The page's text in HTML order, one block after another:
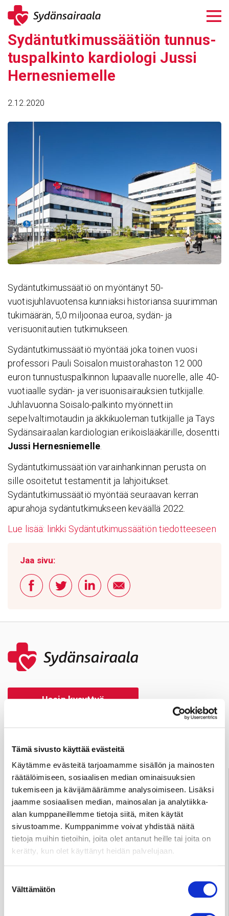
Tämä sivusto käyttää evästeitä
Käytämme evästeitä tarjoamamme sisällön ja mainosten
räätälöimiseen, sosiaalisen median ominaisuuksien
tukemiseen ja kävijämäärämme analysoimiseen. Lisäksi
jaamme sosiaalisen median, mainosalan ja analytiikka-
alan kumppaneillemme tietoja siitä, miten käytät
sivustoamme. Kumppanimme voivat yhdistää näitä
tietoja muihin tietoihin, joita olet antanut heille tai joita on
kerätty, kun olet käyttänyt heidän palvelujaan.
valinta
Välttämätön
Siirry
sisältöön
Sydän­tut­ki­mus­sää­tiön tunnus­
tus­pal­kinto kardio­logi Jussi
Hernes­nie­melle
2.12.2020
Sydäntutkimussäätiö on myöntänyt 50-
vuotisjuhlavuotensa kunniaksi historiansa suurimman
tukimäärän, 5,0 miljoonaa euroa, sydän- ja
verisuonitautien tutkimukseen.
Sydäntutkimussäätiö myöntää joka toinen vuosi
professori Pauli Soisalon muistorahaston 12 000
euron tunnustuspalkinnon lupaavalle nuorelle, alle 40-
vuotiaalle sydän- ja verisuonisairauksien tutkijalle.
Juhlavuonna Soisalo-palkinto myönnettiin
sepelvaltimotaudin ja äkkikuoleman tutkijalle ja Tays
Sydänsairaalan kardiologian erikoislääkärille, dosentti
Jussi Hernesniemelle
Sydäntutkimussäätiön varainhankinnan perusta on
sille osoitetut testamentit ja lahjoitukset.
Sydäntutkimussäätiö myöntää seuraavan kerran
apurahoja sydäntutkimukseen keväällä 2022.
Lue lisää: linkki Sydäntutkimussäätiön tiedotteeseen
Jaa sivu:
Usein kysyttyä
Anna palautetta
Palve­lu­neu­vonta
Tampere03 311 64145
Arkisin klo 7.30–15
info@sydansairaala.fi
Jos haluat perua ajan tai sinulla on kysyttävää hoitoosi
liittyen, ota yhteyttä puhelimitse sinua hoitavaan
Yksityisvastaanottojen ajanvaraus ja tiedustelut